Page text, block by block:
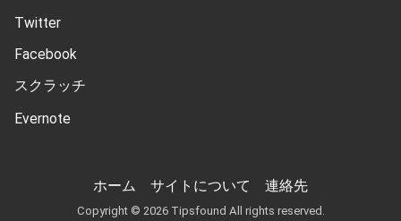
Twitter
Facebook
スクラッチ
Evernote
ホーム サイトについて 連絡先
Copyright © 2026 Tipsfound All rights reserved.